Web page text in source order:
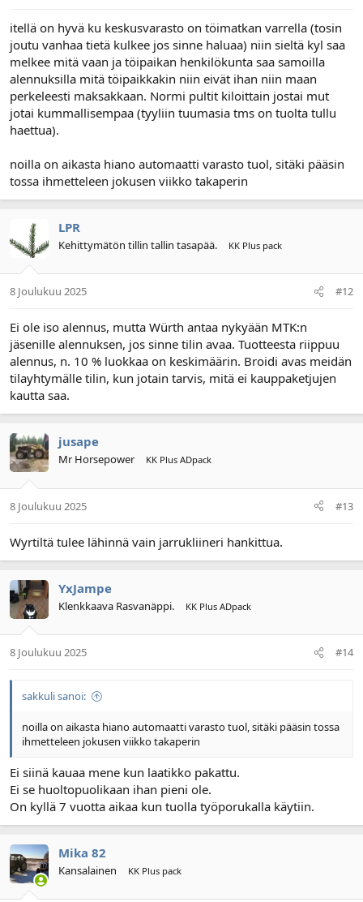
itellä on hyvä ku keskusvarasto on töimatkan varrella (tosin
joutu vanhaa tietä kulkee jos sinne haluaa) niin sieltä kyl saa
melkee mitä vaan ja töipaikan henkilökunta saa samoilla
alennuksilla mitä töipaikkakin niin eivät ihan niin maan
perkeleesti maksakkaan. Normi pultit kiloittain jostai mut
jotai kummallisempaa (tyyliin tuumasia tms on tuolta tullu
haettua).
noilla on aikasta hiano automaatti varasto tuol, sitäki pääsin
tossa ihmetteleen jokusen viikko takaperin
LPR
Kehittymätön tillin tallin tasapää. KK Plus pack
8 Joulukuu 2025 #12
Ei ole iso alennus, mutta Würth antaa nykyään MTK:n
jäsenille alennuksen, jos sinne tilin avaa. Tuotteesta riippuu
alennus, n. 10 % luokkaa on keskimäärin. Broidi avas meidän
tilayhtymälle tilin, kun jotain tarvis, mitä ei kauppaketjujen
kautta saa.
jusape
Mr Horsepower KK Plus ADpack
8 Joulukuu 2025 #13
Wyrtiltä tulee lähinnä vain jarrukliineri hankittua.
YxJampe
Klenkkaava Rasvanäppi. KK Plus ADpack
8 Joulukuu 2025 #14
sakkuli sanoi:
noilla on aikasta hiano automaatti varasto tuol, sitäki pääsin tossa
ihmetteleen jokusen viikko takaperin
Ei siinä kauaa mene kun laatikko pakattu.
Ei se huoltopuolikaan ihan pieni ole.
On kyllä 7 vuotta aikaa kun tuolla työporukalla käytiin.
Mika 82
Kansalainen KK Plus pack